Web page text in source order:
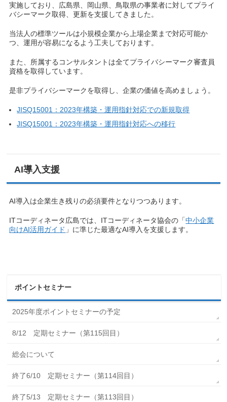
実施しており、広島県、岡山県、鳥取県の事業者に対してプライ
バシーマーク取得、更新を支援してきました。
当法人の標準ツールは小規模企業から上場企業まで対応可能か
つ、運用が容易になるよう工夫しております。
また、所属するコンサルタントは全てプライバシーマーク審査員
資格を取得しています。
是非プライバシーマークを取得し、企業の価値を高めましょう。
JISQ15001：2023年構築・運用指針対応での新規取得
JISQ15001：2023年構築・運用指針対応への移行
AI導入支援
AI導入は企業生き残りの必須要件となりつつあります。
ITコーディネータ広島では、ITコーディネータ協会の「中小企業
向けAI活用ガイド 」に準じた最適なAI導入を支援します。
ポイントセミナー
2025年度ポイントセミナーの予定
8/12 定期セミナー（第115回目）
総会について
終了6/10 定期セミナー（第114回目）
終了5/13 定期セミナー（第113回目）